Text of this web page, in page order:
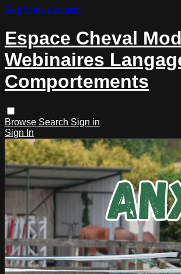
Skip to main content
Espace Cheval
Webinaires
Comportements
Browse Search Sign in
Sign In